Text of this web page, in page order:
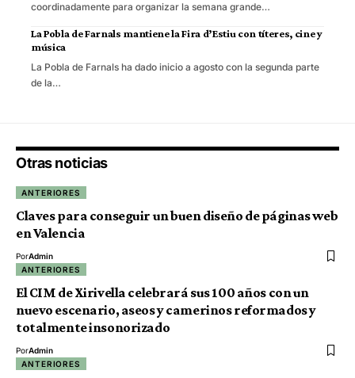
coordinadamente para organizar la semana grande…
La Pobla de Farnals mantiene la Fira d’Estiu con títeres, cine y
música
La Pobla de Farnals ha dado inicio a agosto con la segunda parte
de la…
Otras noticias
ANTERIORES
Claves para conseguir un buen diseño de páginas web
en Valencia
PorAdmin
ANTERIORES
El CIM de Xirivella celebrará sus 100 años con un
nuevo escenario, aseos y camerinos reformados y
totalmente insonorizado
PorAdmin
ANTERIORES